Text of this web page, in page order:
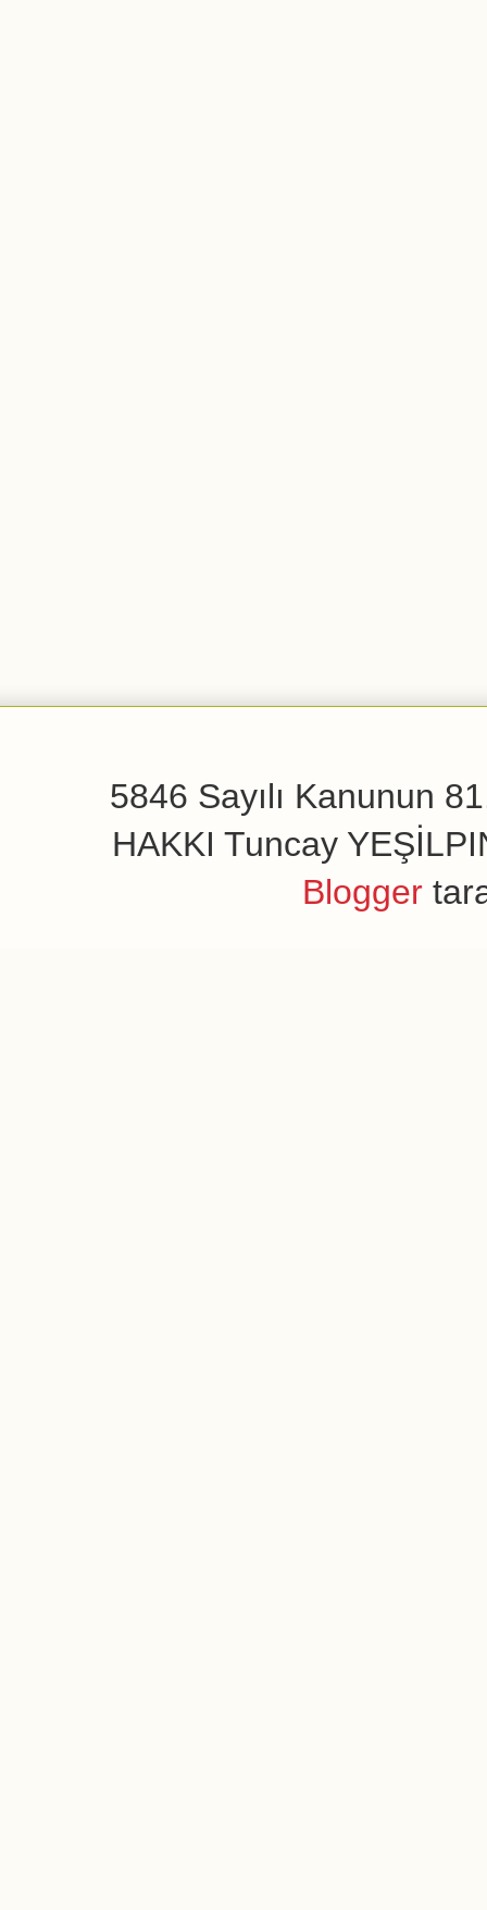
5846 Sayılı Kanunun
HAKKI Tuncay
Blogger